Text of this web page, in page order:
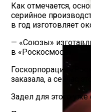
Как отмечается,
серийное
в год изготовляет
— «Союзы»
в «Роскосмосе».
Госкорпорация
заказала, а сейчас
Задел для этого уже